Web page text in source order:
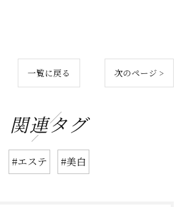
一覧に戻る 次のページ >
関連タグ
#エステ #美白